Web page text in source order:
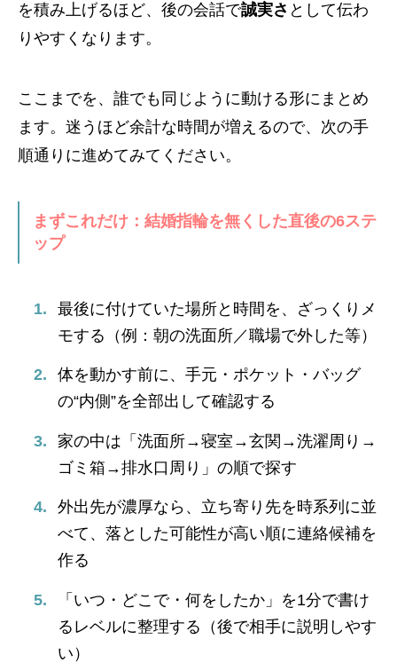
を積み上げるほど、後の会話で誠実さ として伝わ
りやすくなります。
ここまでを、誰でも同じように動ける形にまとめ
ます。迷うほど余計な時間が増えるので、次の手
順通りに進めてみてください。
まずこれだけ：結婚指輪を無くした直後の6ステ
ップ
最後に付けていた場所と時間を、ざっくりメ
モする（例：朝の洗面所／職場で外した等）
体を動かす前に、手元・ポケット・バッグ
の“内側”を全部出して確認する
家の中は「洗面所→寝室→玄関→洗濯周り→
ゴミ箱→排水口周り」の順で探す
外出先が濃厚なら、立ち寄り先を時系列に並
べて、落とした可能性が高い順に連絡候補を
作る
「いつ・どこで・何をしたか」を1分で書け
るレベルに整理する（後で相手に説明しやす
い）